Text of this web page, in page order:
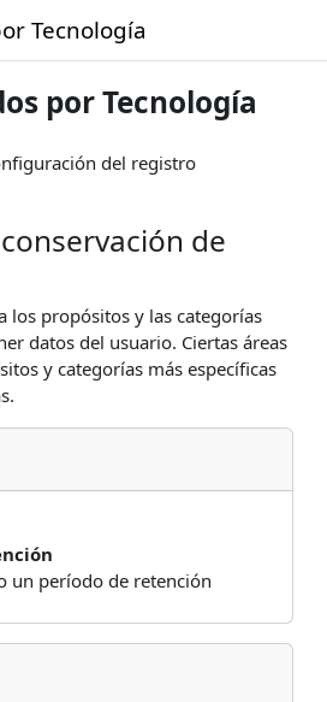
Tecnología
por Tecnología
del registro
de
los propósitos y las categorías
datos del usuario. Ciertas áreas
y categorías más específicas
un período de retención